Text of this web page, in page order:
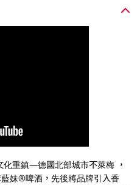
重鎮—德國北部城市不萊梅 ，
妹®啤酒，先後將品牌引入香